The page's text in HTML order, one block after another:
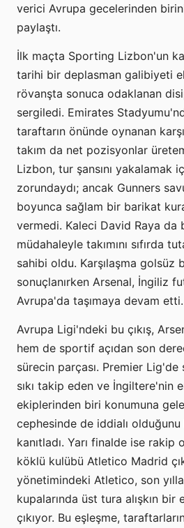
verici Avrupa gecelerinden
paylaştı.
İlk maçta Sporting Lizbon'un
tarihi bir deplasman galibiyeti
rövanşta sonuca odaklanan
sergiledi. Emirates
taraftarın önünde oynanan
takım da net pozisyonlar
Lizbon, tur şansını yakalamak
zorundaydı; ancak Gunners
boyunca sağlam bir barikat
vermedi. Kaleci David Raya da
müdahaleyle takımını sıfırda
sahibi oldu. Karşılaşma golsüz
sonuçlanırken Arsenal, İngiliz
Avrupa'da taşımaya devam etti.
Avrupa Ligi'ndeki bu çıkış,
hem de sportif açıdan son
sürecin parçası. Premier Lig'de
sıkı takip eden ve İngiltere'nin
ekiplerinden biri konumuna
cephesinde de iddialı
kanıtladı. Yarı finalde ise rakip
köklü kulübü Atletico Madrid
yönetimindeki Atletico, son
kupalarında üst tura alışkın
çıkıyor. Bu eşleşme,